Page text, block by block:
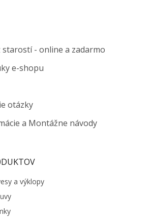
- online a zadarmo
e-shopu
otázky
a Montážne návody
a výklopy